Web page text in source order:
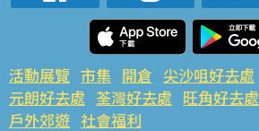
活動展覽 市集 開倉 尖沙咀好去處
元朗好去處 荃灣好去處 旺角好去處
戶外郊遊 社會福利